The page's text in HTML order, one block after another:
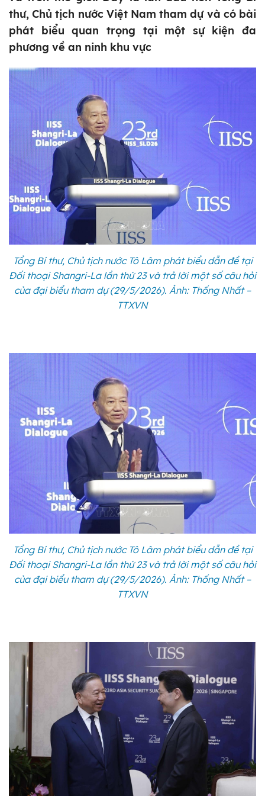
thư, Chủ tịch nước Việt Nam tham dự và có bài
phát biểu quan trọng tại một sự kiện đa
phương về an ninh khu vực
Tổng Bí thư, Chủ tịch nước Tô Lâm phát biểu dẫn đề tại
Đối thoại Shangri-La lần thứ 23 và trả lời một số câu hỏi
của đại biểu tham dự (29/5/2026). Ảnh: Thống Nhất –
TTXVN
Tổng Bí thư, Chủ tịch nước Tô Lâm phát biểu dẫn đề tại
Đối thoại Shangri-La lần thứ 23 và trả lời một số câu hỏi
của đại biểu tham dự (29/5/2026). Ảnh: Thống Nhất –
TTXVN